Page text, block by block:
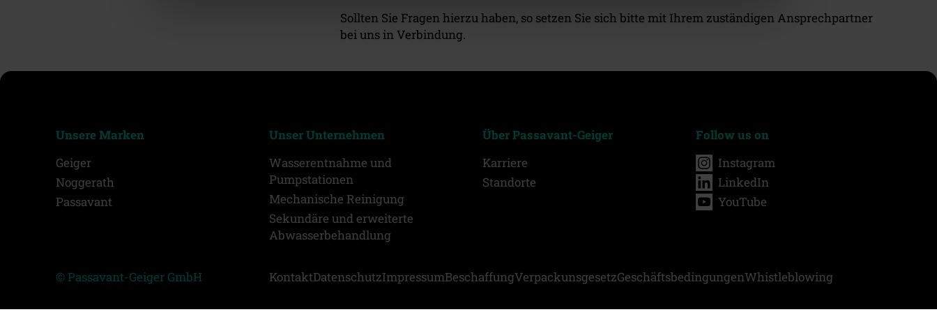
Sollten Sie Fragen hierzu haben, so setzen Sie sich bitte mit Ihrem zuständigen Ansprechpartner
bei uns in Verbindung.
Unsere Marken
Geiger
Noggerath
Passavant
Unser Unternehmen
Wasserentnahme und
Pumpstationen
Mechanische Reinigung
Sekundäre und erweiterte
Abwasserbehandlung
Über Passavant-Geiger
Karriere
Standorte
Follow us on
Instagram
LinkedIn
YouTube
© Passavant-Geiger GmbH KontaktDatenschutzImpressumBeschaffungVerpackunsgesetzGeschäftsbedingungenWhistleblowing